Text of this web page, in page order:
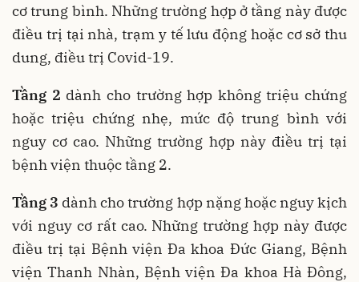
cơ trung bình. Những trường hợp ở tầng này được
điều trị tại nhà, trạm y tế lưu động hoặc cơ sở thu
dung, điều trị Covid-19.
Tầng 2 dành cho trường hợp không triệu chứng
hoặc triệu chứng nhẹ, mức độ trung bình với
nguy cơ cao. Những trường hợp này điều trị tại
bệnh viện thuộc tầng 2.
Tầng 3 dành cho trường hợp nặng hoặc nguy kịch
với nguy cơ rất cao. Những trường hợp này được
điều trị tại Bệnh viện Đa khoa Đức Giang, Bệnh
viện Thanh Nhàn, Bệnh viện Đa khoa Hà Đông,